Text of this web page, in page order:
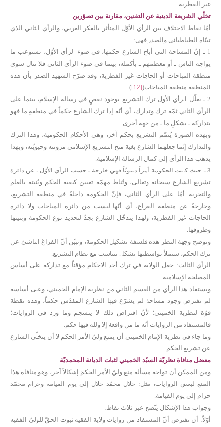
غير الفطرية.
تخلّي الشريعة الدينية عن التقنين، مقارنة بين تصوّرين
أمّا نقاط الاختلاف بين الرأي الأوّل المتأثر بالفكر الغربي، والرأي الثاني الذي
تبنّاه الطباطبائي والصدر فهي:
1 ـ إنّ المساحة التي أباح الشارع حكمها، في ضوء الرأي الأوّل، تستوعب ما
يواجه الناس ـ أو معظمهم ـ بأكمله، بينما في ضوء الرأي الثاني فلا تنال سوى
منطقة المباحات أو الحاجات غير الفطرية، وقد صرّح الشهيد الصدر بأن هذه
المنطقة منطقة المباحات([12]
).
2 ـ يعلّل الرأي الأول ترك التشريع بوجود نقصٍ في رسالة الإسلام، بينما على
الرأي الثاني ثمّة ترك وتدارك، أي أنّه إذا ترك الشارع حكماً في منطقةٍ ما فهو
يتداركه ـ بشكلٍ ما ـ من جهة أخرى.
وبهذه الصورة يُتمّم التشريع بحكم آخر، وهي الأحكام الحكومية، وهذا الترك
والتدارك إنّما جعلهما الشارع بغية منح التشريع الإسلامي مرونته وحيويّته، وبهذا
يذهب هذا الرأي إلى كمال الرسالة الإسلامية.
3 ـ حيث كانت الحكومة أمراً دنيويّاً فهي خارجة ـ حسب الرأي الأوّل ـ عن دائرة
تشريع الشارع سبحانه وتعالى، وتُناط مهمّة تعيين كيفية الحكم وبُنيته بالعلم
والتجربة. أمّا على الرأي الثاني، فإنّ الحكومة داخلةٌ في منطقة التشريع،
وخارجةٌ عن منطقة الفراغ، أي أنّها ليست من دائرة المباحات ولا دائرة
الحاجات غير الفطرية، ولهذا يتدخّل الشارع بجدّ لتحديد نوع الحكومة وبنيتها
وظروفها.
وتوضح وجهة النظر هذه فلسفة تشكيل الحكومة، وتبيّن أنّ الفراغ الناشئ عن
ترك الحكم، سيملأ بواسطتها بشكل يتناسب مع نظام التشريع.
الرأي الثالث: جعل الولاية في ترك أحد الاحكام مؤقتاً مع تداركه على أساس
المصلحة الإسلامية.
ويستفاد هذا الرأي من القسم الثاني من نظرية الإمام الخميني، وعلى أساسه
لم نفترض وجود مساحة لم يشرّع فيها الشارع المقدّس حكماً، وهذه نقطة
قوّة لنظرية الخميني؛ لأنّ افتراض ذلك لا ينسجم وما ورد في الروايات؛
فالمستفاد من الروايات أنّه ما من واقعة إلا ولله فيها حكم.
وما جاء في نظرية الإمام الخميني أن يمنع وليّ الأمر الحكم لا أن يتخلّى الشارع
عن تشريع الحكم.
معضل منافاة نظريّة السيّد الخميني لثبات الديانة المحمديّة
ومن الممكن أن تواجه مسألة منع وليّ الأمر الحكمَ إشكالاً آخر، وهو منافاة هذا
المنع لبعض الروايات، مثل: حلال محمّد حلال إلى يوم القيامة وحرام محمّد
حرام إلى يوم القيامة.
وجواب هذا الإشكال يتّضح عبر ثلاث نقاط:
أوّلاً: أن نفترض أنّ المستفاد من روايات ولاية الفقيه ثبوت الحقّ للوليّ الفقيه